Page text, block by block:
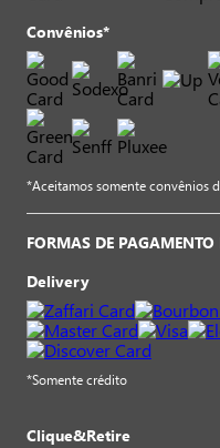
Convênios*
*Aceitamos somente convênios
FORMAS DE
Delivery
*Somente crédito
Clique&Retire